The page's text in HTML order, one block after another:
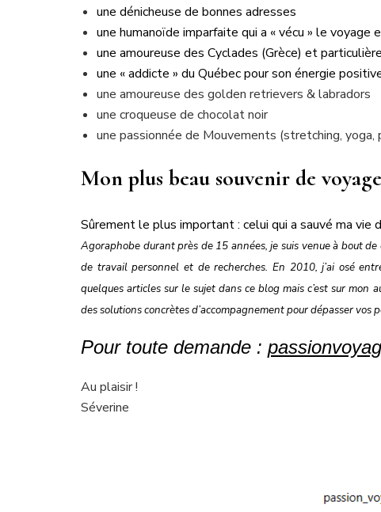
une dénicheuse de bonnes adresses
une humanoïde imparfaite qui a « vécu » le voyage
une amoureuse des Cyclades (Grèce) et
une « addicte » du Québec pour son énergie
une amoureuse des golden retrievers & labradors
une croqueuse de chocolat noir
une passionnée de Mouvements (stretching, yoga,
Mon plus beau souvenir de
Sûrement le plus important : celui qui a sauvé ma vie
Agoraphobe durant près de 15 années, je suis venue à bout
de travail personnel et de recherches. En 2010, j’ai osé
quelques articles sur le sujet dans ce blog mais c’est sur mon
des solutions concrètes d’accompagnement pour dépasser vos
Pour toute demande :
Au plaisir !
Séverine